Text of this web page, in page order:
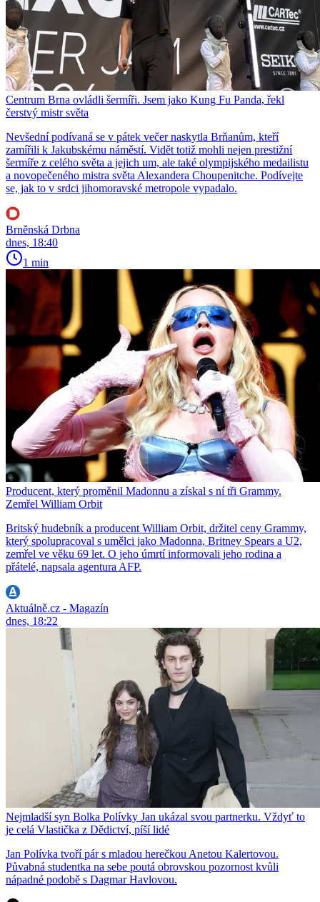
Centrum Brna ovládli šermíři. Jsem jako Kung Fu Panda, řekl
čerstvý mistr světa
Nevšední podívaná se v pátek večer naskytla Brňanům, kteří
zamířili k Jakubskému náměstí. Vidět totiž mohli nejen prestižní
šermíře z celého světa a jejich um, ale také olympijského medailistu
a novopečeného mistra světa Alexandera Choupenitche. Podívejte
se, jak to v srdci jihomoravské metropole vypadalo.
Brněnská Drbna
dnes, 18:40
1 min
Producent, který proměnil Madonnu a získal s ní tři Grammy.
Zemřel William Orbit
Britský hudebník a producent William Orbit, držitel ceny Grammy,
který spolupracoval s umělci jako Madonna, Britney Spears a U2,
zemřel ve věku 69 let. O jeho úmrtí informovali jeho rodina a
přátelé, napsala agentura AFP.
Aktuálně.cz - Magazín
dnes, 18:22
Nejmladší syn Bolka Polívky Jan ukázal svou partnerku. Vždyť to
je celá Vlastička z Dědictví, píší lidé
Jan Polívka tvoří pár s mladou herečkou Anetou Kalertovou.
Půvabná studentka na sebe poutá obrovskou pozornost kvůli
nápadné podobě s Dagmar Havlovou.